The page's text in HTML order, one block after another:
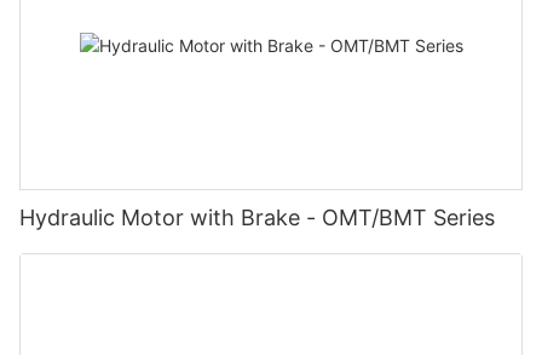
Hydraulic Motor with Brake - OMT/BMT Series